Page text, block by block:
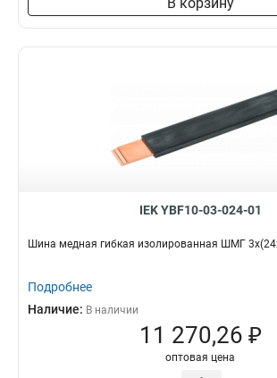
IEK YBF10-03-024-01
Шина медная гибкая изолированная ШМГ
Подробнее
Наличие: В наличии
11 270,26 ₽
оптовая цена